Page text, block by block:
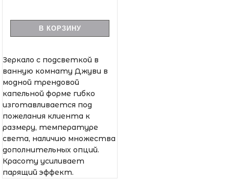
В КОРЗИНУ
Зеркало с подсветкой в
ванную комнату Джуви в
модной трендовой
капельной форме гибко
изготавливается под
пожелания клиента к
размеру, температуре
света, наличию множества
дополнительных опций.
Красоту усиливает
парящий эффект.